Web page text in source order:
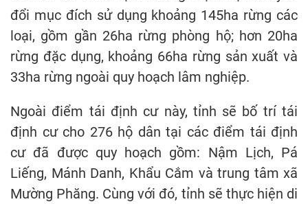
đổi mục đích sử dụng khoảng 145ha rừng các
loại, gồm gần 26ha rừng phòng hộ; hơn 20ha
rừng đặc dụng, khoảng 66ha rừng sản xuất và
33ha rừng ngoài quy hoạch lâm nghiệp.
Ngoài điểm tái định cư này, tỉnh sẽ bố trí tái
định cư cho 276 hộ dân tại các điểm tái định
cư đã được quy hoạch gồm: Nậm Lịch, Pá
Liếng, Mánh Danh, Khẩu Cắm và trung tâm xã
Mường Phăng. Cùng với đó, tỉnh sẽ thực hiện di